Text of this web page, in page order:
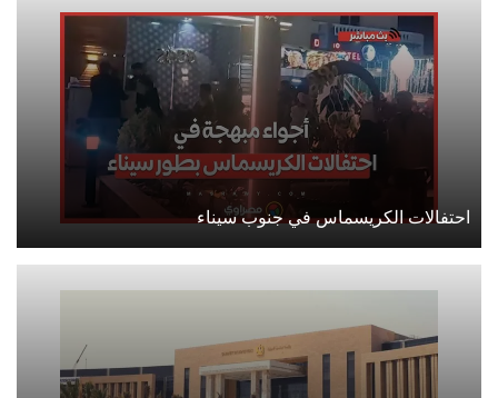
احتفالات الكريسماس في جنوب سيناء